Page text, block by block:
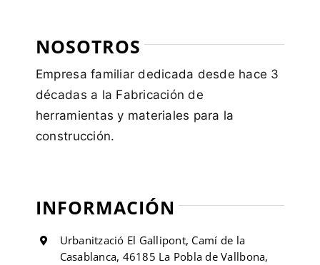
NOSOTROS
Empresa familiar dedicada desde hace 3
décadas a la Fabricación de
herramientas y materiales para la
construcción.
INFORMACIÓN
Urbanització El Gallipont, Camí de la
Casablanca, 46185 La Pobla de Vallbona,